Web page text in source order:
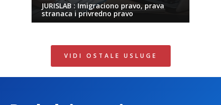
JURISLAB : Imigraciono pravo, prava
stranaca i privredno pravo
VIDI OSTALE USLUGE